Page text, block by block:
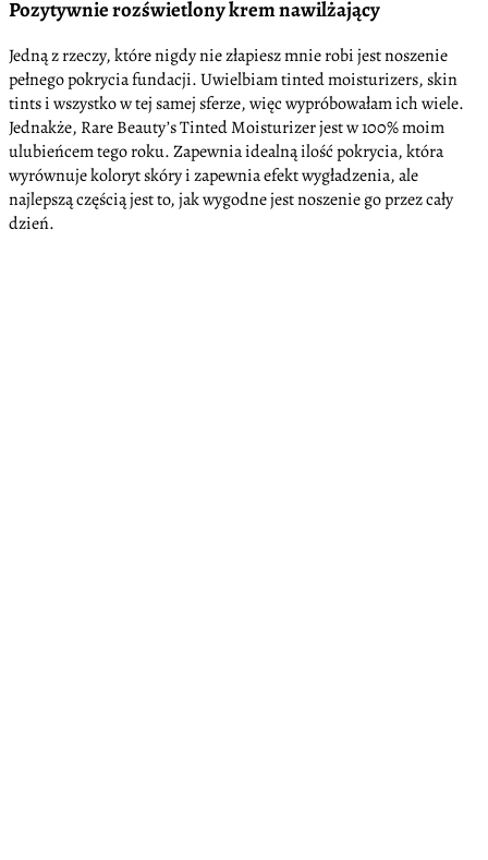
Pozytywnie rozświetlony krem nawilżający
Jedną z rzeczy, które nigdy nie złapiesz mnie robi jest noszenie
pełnego pokrycia fundacji. Uwielbiam tinted moisturizers, skin
tints i wszystko w tej samej sferze, więc wypróbowałam ich wiele.
Jednakże, Rare Beauty’s Tinted Moisturizer jest w 100% moim
ulubieńcem tego roku. Zapewnia idealną ilość pokrycia, która
wyrównuje koloryt skóry i zapewnia efekt wygładzenia, ale
najlepszą częścią jest to, jak wygodne jest noszenie go przez cały
dzień.